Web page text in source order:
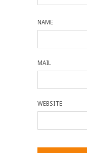
NAME
MAIL
WEBSITE